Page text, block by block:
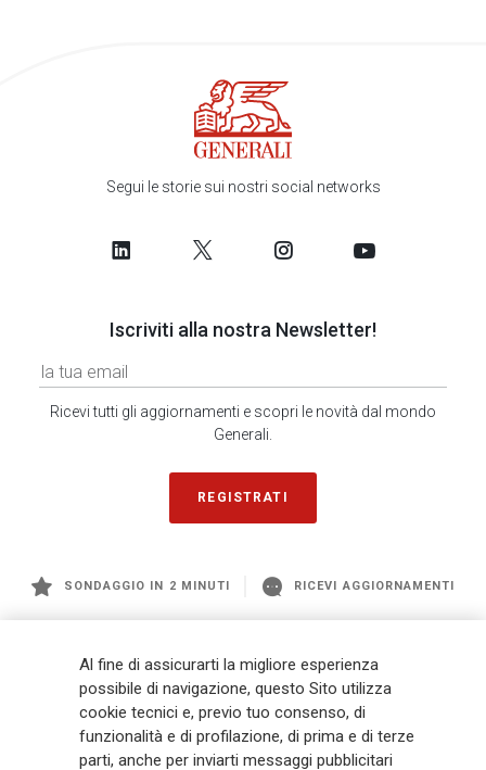
Segui le storie sui nostri social networks
Iscriviti alla nostra Newsletter!
Ricevi tutti gli aggiornamenti e scopri le novità dal mondo
Generali.
REGISTRATI
SONDAGGIO IN 2 MINUTI RICEVI AGGIORNAMENTI
management a livello globale, con premi complessivi pari a € 98,1
miliardi e € 900 miliardi di AUM nel 2025. Fondato nel 1831, con oltre 88
mila dipendenti e 163 mila agenti che servono 75 milioni di clienti, il
Gruppo ha una posizione di leadership in Europa e una presenza
crescente in Asia e America. Al centro della strategia di Generali c'è il suo
Al fine di assicurarti la migliore esperienza
possibile di navigazione, questo Sito utilizza
cookie tecnici e, previo tuo consenso, di
funzionalità e di profilazione, di prima e di terze
parti, anche per inviarti messaggi pubblicitari